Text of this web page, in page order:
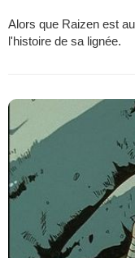
Alors que Raizen est
l'histoire de sa lignée.